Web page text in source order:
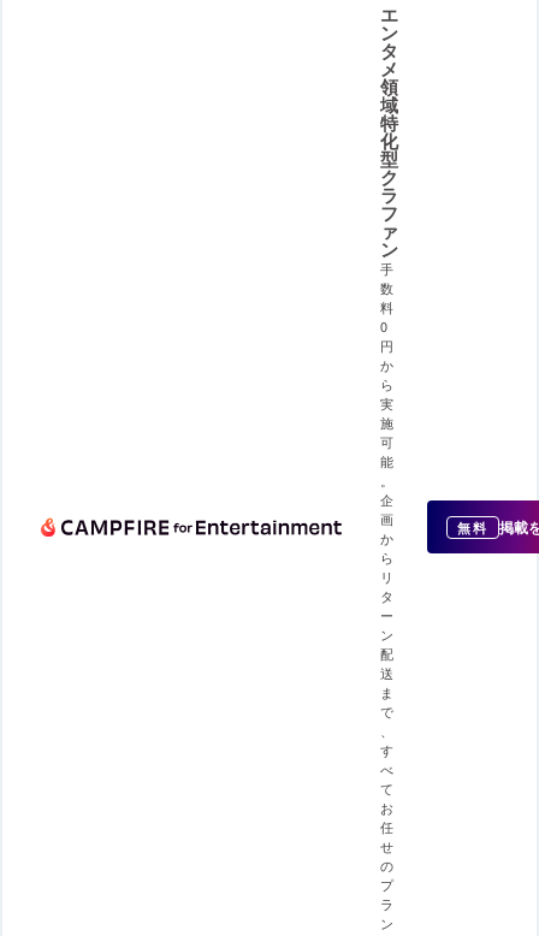
エ
ン
タ
メ
領
域
特
化
型
ク
ラ
フ
ァ
ン
手
数
料
0
円
か
ら
実
施
可
能
。
企
画
か
ら
リ
タ
ー
ン
配
送
ま
で
、
す
べ
て
お
任
せ
の
プ
ラ
ン
無料 掲載